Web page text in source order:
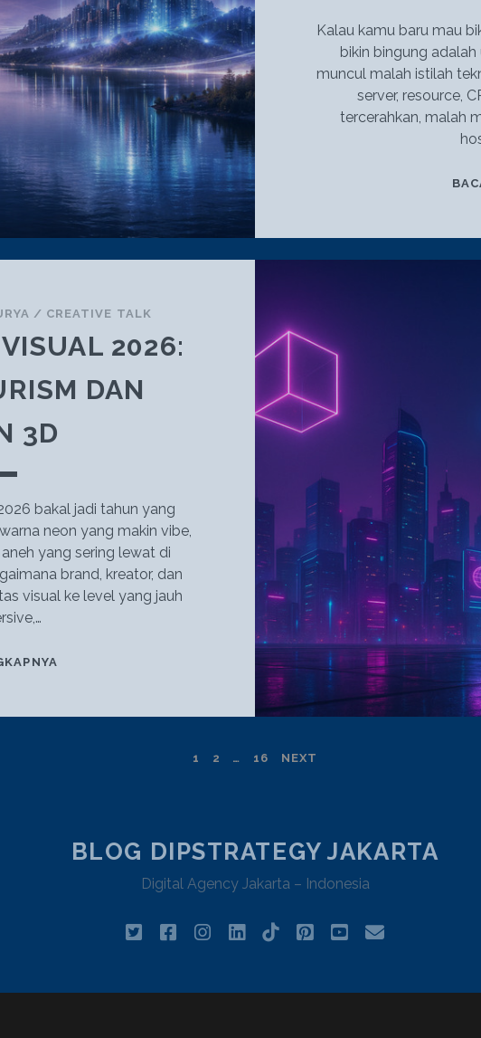
Kalau kamu baru mau
bikin bingung
muncul malah istilah
server, resource,
tercerahkan, malah
/ CREATIVE TALK
2026:
DAN
3D
bakal jadi tahun yang
neon yang makin vibe,
yang sering lewat di
brand, kreator, dan
visual ke level yang jauh
1 2 … 16 NEXT
BLOG DIPSTRATEGY JAKARTA
Digital Agency Jakarta – Indonesia
twitterfacebookinstagram
linkedin
tiktokpinterest
youtube
email